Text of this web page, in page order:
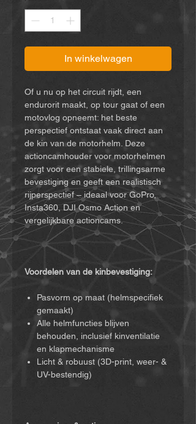
In winkelwagen
Of u nu op het circuit rijdt, een
endurorit maakt, op tour gaat of een
motovlog opneemt: het beste
perspectief ontstaat vaak direct aan
de kin van de motorhelm. Deze
actioncamhouder voor motorhelmen
zorgt voor een stabiele, trillingsarme
bevestiging en geeft een realistisch
rijperspectief – ideaal voor GoPro,
Insta360, DJI Osmo Action en
vergelijkbare actioncams.
Voordelen van de kinbevestiging:
Pasvorm op maat (helmspecifiek
gemaakt)
Alle helmfuncties blijven
behouden, inclusief kinventilatie
en klapmechanisme
Licht & robuust (3D-print, weer- &
UV-bestendig)